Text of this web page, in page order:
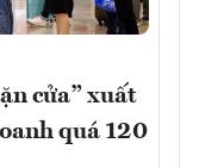
cửa” xuất
quá 120